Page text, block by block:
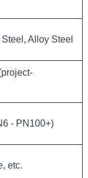
Alloy Steel
- PN100+)
etc.